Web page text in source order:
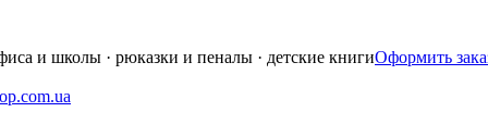
и школы · рюказки и пеналы · детские книгиОформить